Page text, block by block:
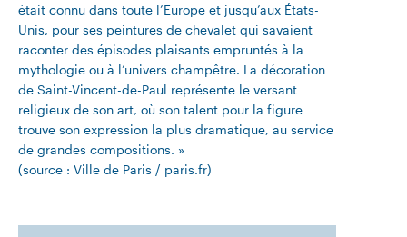
était connu dans toute l’Europe et jusqu’aux États-
Unis, pour ses peintures de chevalet qui savaient
raconter des épisodes plaisants empruntés à la
mythologie ou à l’univers champêtre. La décoration
de Saint-Vincent-de-Paul représente le versant
religieux de son art, où son talent pour la figure
trouve son expression la plus dramatique, au service
de grandes compositions. »
(source : Ville de Paris / paris.fr)